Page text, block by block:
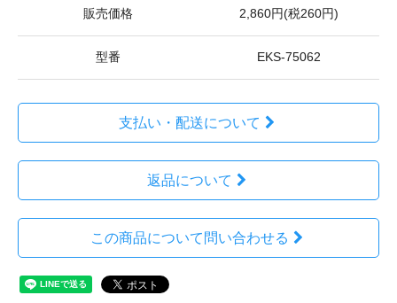
販売価格 2,860円(税260円)
型番 EKS-75062
支払い・配送について
返品について
この商品について問い合わせる